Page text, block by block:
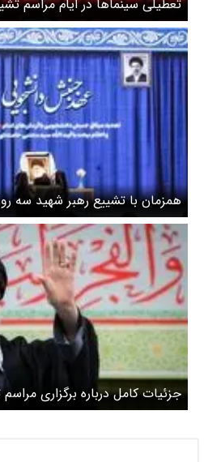
تعطیلی سینماها در ایام مراسم
همزمان با تشییع رهبر شهید سه
تعطیلی روز تشییع قطعی شد
جزئیات کامل درباره برگزاری